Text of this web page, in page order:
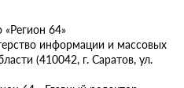
64»
информации и массовых
(410042, г. Саратов, ул.